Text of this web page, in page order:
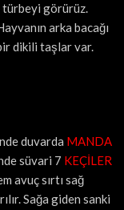
türbeyi görürüz.
arka bacağı
dikili taşlar var.
duvarda MANDA
süvari 7 KEÇİLER
avuç sırtı sağ
Sağa giden sanki